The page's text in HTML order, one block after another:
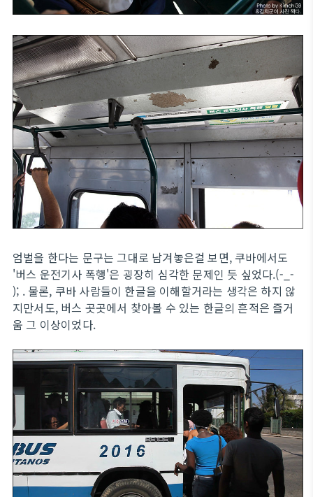
엄벌을 한다는 문구는 그대로 남겨놓은걸 보면, 쿠바에서도
'버스 운전기사 폭행'은 굉장히 심각한 문제인 듯 싶었다.(-_-
); . 물론, 쿠바 사람들이 한글을 이해할거라는 생각은 하지 않
지만서도, 버스 곳곳에서 찾아볼 수 있는 한글의 흔적은 즐거
움 그 이상이었다.